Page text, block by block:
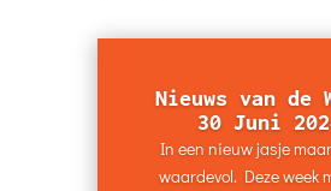
Nieuws van de
30 Juni
In een nieuw jasje
waardevol. Deze week